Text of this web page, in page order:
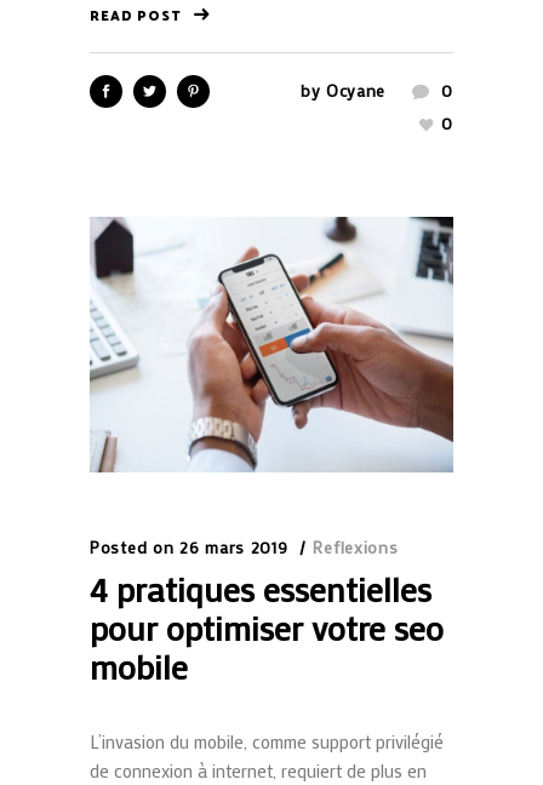
READ POST
by Ocyane
0
0
Posted on 26 mars 2019 Reflexions
4 pratiques essentielles
pour optimiser votre seo
mobile
L’invasion du mobile, comme support privilégié
de connexion à internet, requiert de plus en